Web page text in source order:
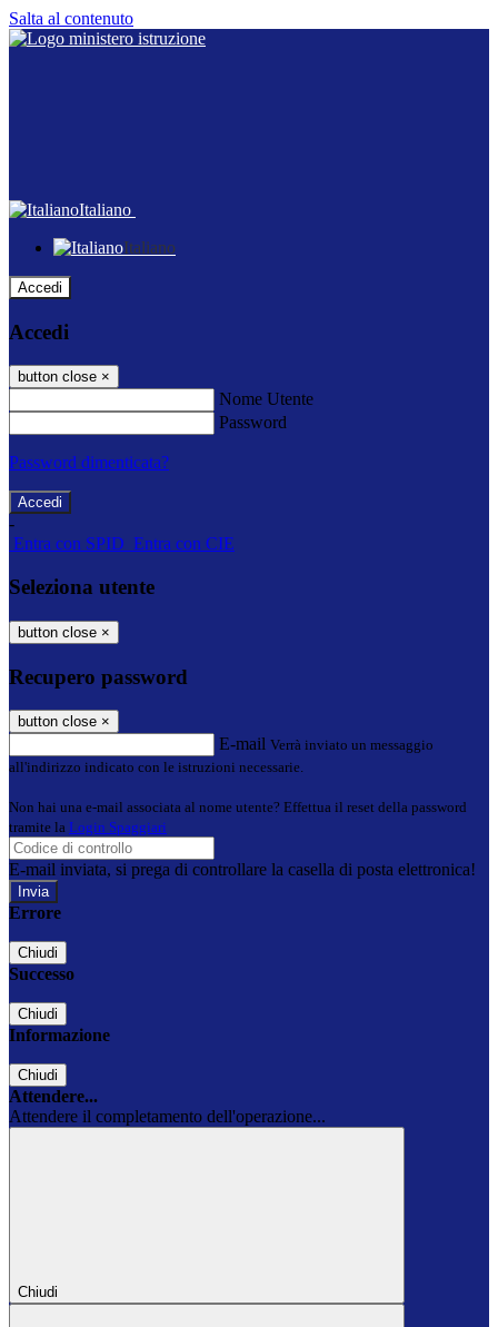
Salta al contenuto
Italiano
Italiano
Accedi
Accedi
button close ×
Nome Utente
Password
Password dimenticata?
-
Entra con SPID Entra con CIE
Seleziona utente
button close ×
Recupero password
button close ×
E-mail Verrà inviato un messaggio
all'indirizzo indicato con le istruzioni necessarie.
Non hai una e-mail associata al nome utente? Effettua il reset della password
tramite la Login Spaggiari
E-mail inviata, si prega di controllare la casella di posta elettronica!
Errore
Chiudi
Successo
Chiudi
Informazione
Chiudi
Attendere...
Attendere il completamento dell'operazione...
Chiudi